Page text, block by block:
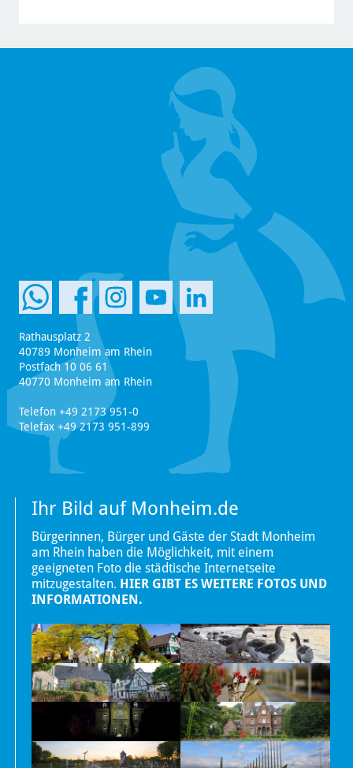
Rathausplatz 2
40789 Monheim am Rhein
Postfach 10 06 61
40770 Monheim am Rhein
Telefon +49 2173 951-0
Telefax +49 2173 951-899
Ihr Bild auf Monheim.de
Bürgerinnen, Bürger und Gäste der Stadt Monheim
am Rhein haben die Möglichkeit, mit einem
geeigneten Foto die städtische Internetseite
mitzugestalten. HIER GIBT ES WEITERE FOTOS UND
INFORMATIONEN.